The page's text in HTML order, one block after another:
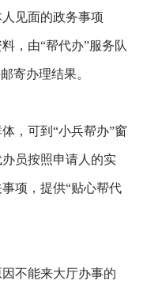
见面的政务事项
，由“帮代办”服务队
寄办理结果。
，可到“小兵帮办”窗
员按照申请人的实
项，提供“贴心帮代
不能来大厅办事的